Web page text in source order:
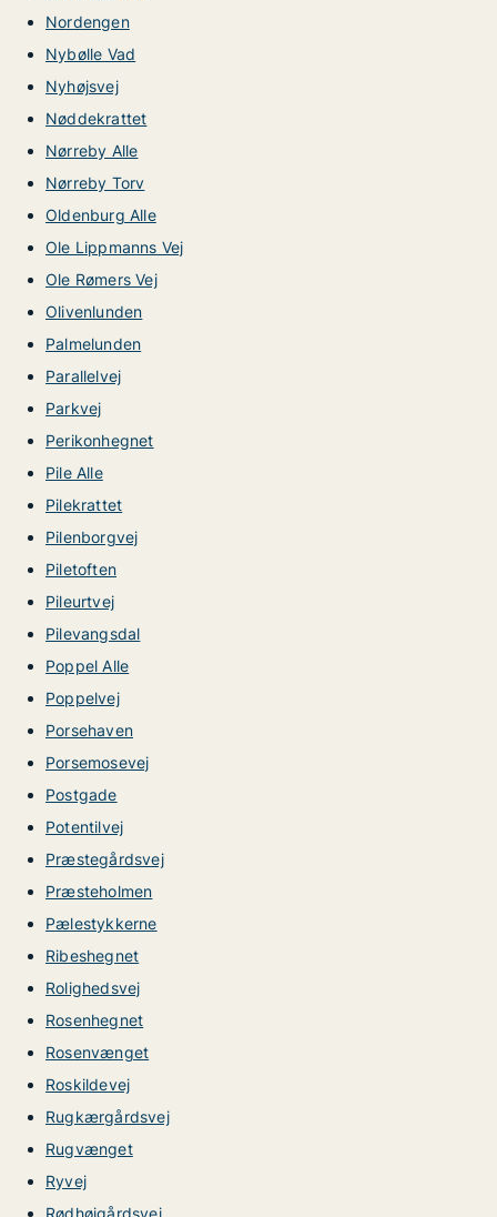
Nordengen
Nybølle Vad
Nyhøjsvej
Nøddekrattet
Nørreby Alle
Nørreby Torv
Oldenburg Alle
Ole Lippmanns Vej
Ole Rømers Vej
Olivenlunden
Palmelunden
Parallelvej
Parkvej
Perikonhegnet
Pile Alle
Pilekrattet
Pilenborgvej
Piletoften
Pileurtvej
Pilevangsdal
Poppel Alle
Poppelvej
Porsehaven
Porsemosevej
Postgade
Potentilvej
Præstegårdsvej
Præsteholmen
Pælestykkerne
Ribeshegnet
Rolighedsvej
Rosenhegnet
Rosenvænget
Roskildevej
Rugkærgårdsvej
Rugvænget
Ryvej
Rødhøjgårdsvej